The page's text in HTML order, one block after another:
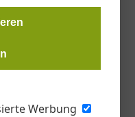
Werbung
im Lehrberuf
ein tolles Projekt über die